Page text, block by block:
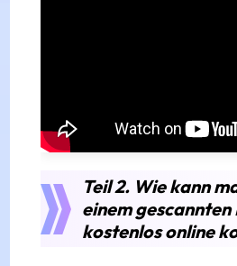
Teil 2. Wie kann
einem gescannten
kostenlos online